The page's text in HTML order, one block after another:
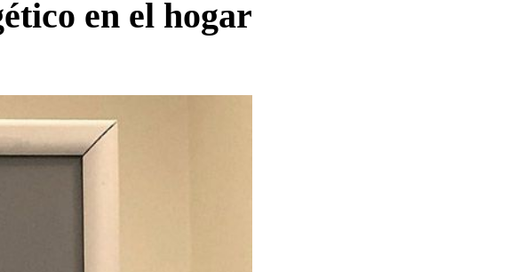
en el hogar